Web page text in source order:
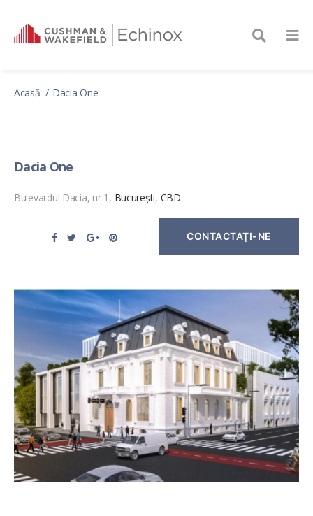
Acasă Dacia One
Dacia One
Bulevardul Dacia, nr 1, București, CBD
CONTACTAŢI-NE